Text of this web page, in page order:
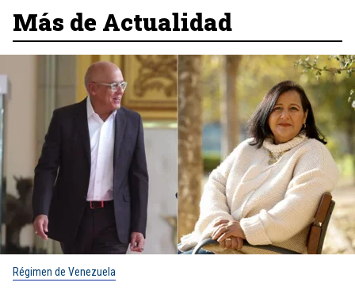
Más de Actualidad
Régimen de Venezuela